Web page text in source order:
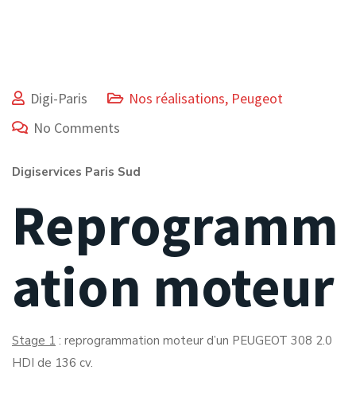
Digi-Paris Nos réalisations, Peugeot
No Comments
Digiservices Paris Sud
Reprogramm
ation moteur
Stage 1 : reprogrammation moteur d’un PEUGEOT 308 2.0
HDI de 136 cv.